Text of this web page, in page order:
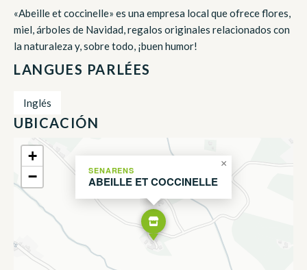
«Abeille et coccinelle» es una empresa local que ofrece flores,
miel, árboles de Navidad, regalos originales relacionados con
la naturaleza y, sobre todo, ¡buen humor!
LANGUES PARLÉES
Inglés
UBICACIÓN
SENARENS
ABEILLE ET COCCINELLE
×
+
−